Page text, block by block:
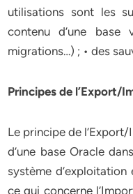
utilisations sont les
contenu d’une base
migrations…) ; • des
Principes de l’Export/
Le principe de
d’une base Oracle
système
ce qui concerne